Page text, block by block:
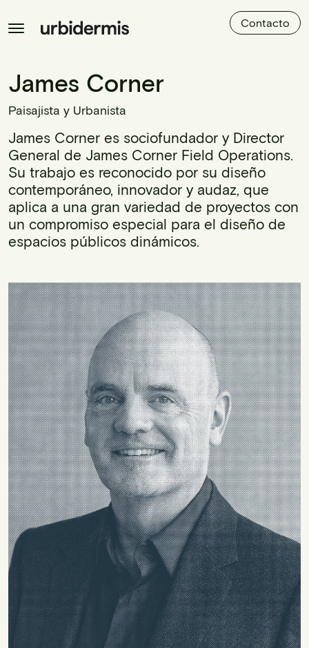
Contacto
James Corner
Paisajista y Urbanista
James Corner es sociofundador y Director
General de James Corner Field Operations.
Su trabajo es reconocido por su diseño
contemporáneo, innovador y audaz, que
aplica a una gran variedad de proyectos con
un compromiso especial para el diseño de
espacios públicos dinámicos.